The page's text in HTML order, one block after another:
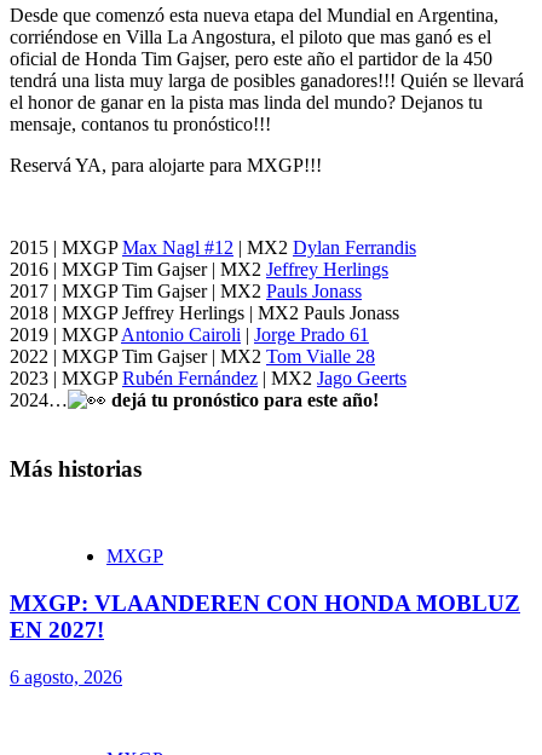
Desde que comenzó esta nueva etapa del Mundial en Argentina,
corriéndose en Villa La Angostura, el piloto que mas ganó es el
oficial de Honda Tim Gajser, pero este año el partidor de la 450
tendrá una lista muy larga de posibles ganadores!!! Quién se llevará
el honor de ganar en la pista mas linda del mundo? Dejanos tu
mensaje, contanos tu pronóstico!!!
Reservá YA, para alojarte para MXGP!!!
2015 | MXGPMax Nagl #12 | MX2 Dylan Ferrandis
2016 | MXGP Tim Gajser | MX2 Jeffrey Herlings
2017 | MXGP Tim Gajser | MX2 Pauls Jonass
2018 | MXGP Jeffrey Herlings | MX2 Pauls Jonass
2019 | MXGPAntonio Cairoli | Jorge Prado 61
2022 | MXGP Tim Gajser | MX2 Tom Vialle 28
2023 | MXGPRubén Fernández | MX2 Jago Geerts
2024…
dejá tu pronóstico para este año!
Más historias
MXGP
MXGP: VLAANDEREN CON HONDA MOBLUZ
EN 2027!
6 agosto, 2026